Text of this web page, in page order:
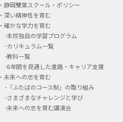
静岡雙葉スクール・ポリシー
深い精神性を育む
確かな学力を育む
本校独自の学習プログラム
カリキュラム一覧
教科一覧
6年間を見通した進路・キャリア支援
未来への志を育む
「ふたばのコース制」の取り組み
さまざまなチャレンジと学び
未来への志を育む講演会